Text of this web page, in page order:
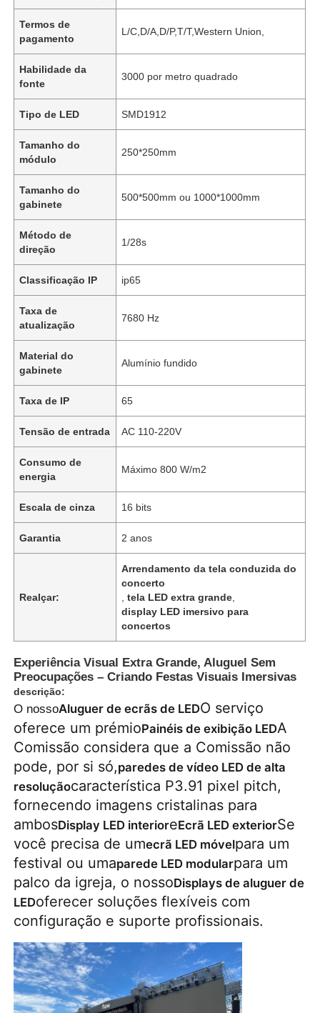
Para casa
Produtos
Vídeos
Espetáculo VR
Sobre nós
Visita à Fábrica
Controle de qualidade
Termos de
pagamento
L/C,D/A,D/P,T/T,Western Union,
Habilidade da
fonte
3000 por metro quadrado
Tipo de LED SMD1912
Tamanho do
módulo
250*250mm
Tamanho do
gabinete
500*500mm ou 1000*1000mm
Método de
direção
1/28s
Classificação IP ip65
Taxa de
atualização
7680 Hz
Material do
gabinete
Alumínio fundido
Taxa de IP 65
Tensão de entrada AC 110-220V
Consumo de
energia
Máximo 800 W/m2
Escala de cinza 16 bits
Garantia 2 anos
Realçar:
Arrendamento da tela conduzida do
concerto
,tela LED extra grande
display LED imersivo para
concertos
Experiência Visual Extra Grande, Aluguel Sem
Preocupações – Criando Festas Visuais Imersivas
descrição:
O nossoAluguer de ecrãs de LEDO serviço
oferece um prémioPainéis de exibição LEDA
Comissão considera que a Comissão não
pode, por si só,paredes de vídeo LED de alta
resoluçãocaracterística P3.91 pixel pitch,
fornecendo imagens cristalinas para
ambosDisplay LED interioreEcrã LED exteriorSe
você precisa de umecrã LED móvelpara um
festival ou umaparede LED modularpara um
palco da igreja, o nossoDisplays de aluguer de
LEDoferecer soluções flexíveis com
configuração e suporte profissionais.